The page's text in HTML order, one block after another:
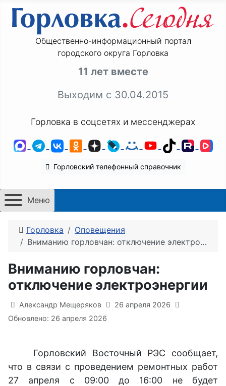
Общественно-информационный портал
городского округа Горловка
11 лет вместе
Выходим с 30.04.2015
Горловка в соцсетях и мессенджерах
MAXTelegram
ВКонтакте
Одноклассники
ДзенLiveJournal
Мой Мир
YouTube
TikTok
Горловский телефонный справочник
Меню
Горловка
Оповещения
Вниманию горловчан: отключение электроэнергии
Вниманию горловчан:
отключение электроэнергии
Информация о материале
Александр Мещеряков
26 апреля 2026
Обновлено: 26 апреля 2026
Горловский Восточный РЭС сообщает,
что в связи с проведением ремонтных работ
27 апреля с 09:00 до 16:00 не будет